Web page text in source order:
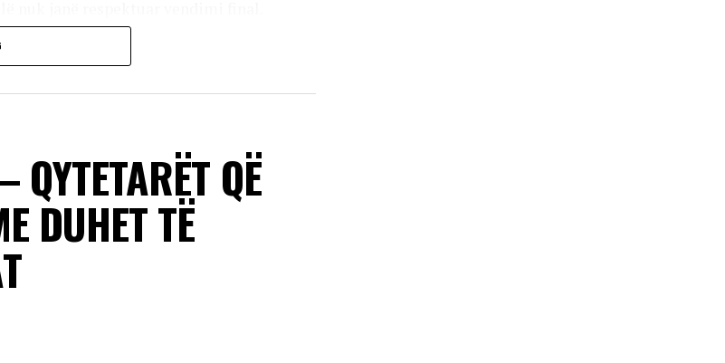
i ri për zbatimin e vendimeve, i
shtatori i vitit 2024.
QYTETARËT QË
DUHET TË